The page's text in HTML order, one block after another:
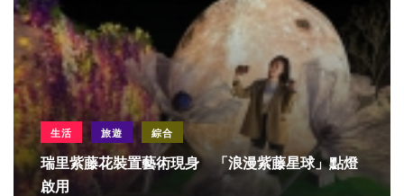
生活 旅遊 綜合
瑞里紫藤花裝置藝術現身 「浪漫紫藤星球」點燈
啟用